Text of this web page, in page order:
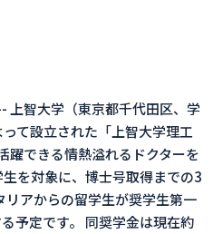
大学（東京都千代田区、学
て設立された「上智大学理工
躍できる情熱溢れるドクターを
を対象に、博士号取得までの3
アからの留学生が奨学生第一
予定です。 同奨学金は現在約